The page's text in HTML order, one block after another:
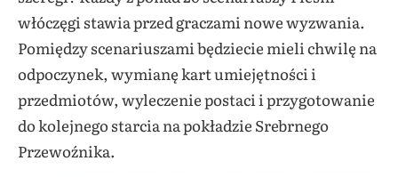
włóczęgi stawia przed graczami nowe wyzwania.
Pomiędzy scenariuszami będziecie mieli chwilę na
odpoczynek, wymianę kart umiejętności i
przedmiotów, wyleczenie postaci i przygotowanie
do kolejnego starcia na pokładzie Srebrnego
Przewoźnika.